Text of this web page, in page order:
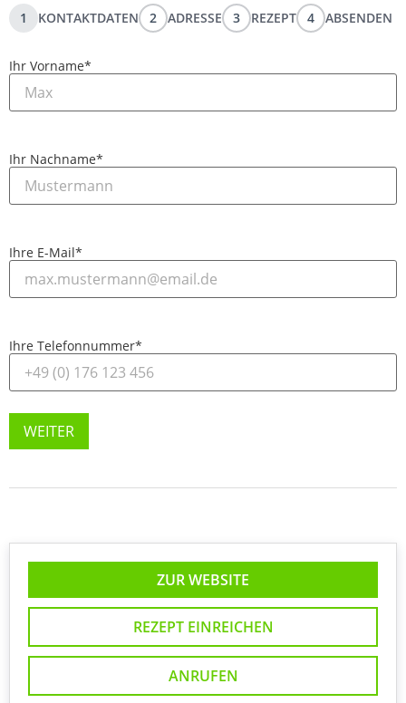
1 KONTAKTDATEN 2 ADRESSE 3 REZEPT 4 ABSENDEN
Ihr Vorname*
Ihr Nachname*
Ihre E-Mail*
Ihre Telefonnummer*
WEITER
ZUR WEBSITE
REZEPT EINREICHEN
ANRUFEN